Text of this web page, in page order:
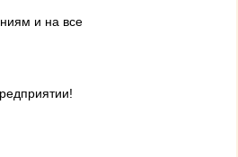
и на все